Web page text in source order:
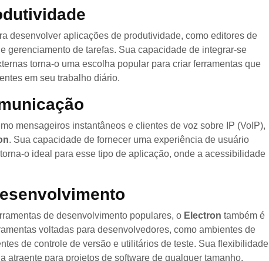
desenvolver aplicações de produtividade, como editores de
gerenciamento de tarefas. Sua capacidade de integrar-se
torna-o uma escolha popular para criar ferramentas que
em seu trabalho diário.
mensageiros instantâneos e clientes de voz sobre IP (VoIP),
. Sua capacidade de fornecer uma experiência de usuário
o ideal para esse tipo de aplicação, onde a acessibilidade
de desenvolvimento populares, o Electron também é
voltadas para desenvolvedores, como ambientes de
de controle de versão e utilitários de teste. Sua flexibilidade
atraente para projetos de software de qualquer tamanho.